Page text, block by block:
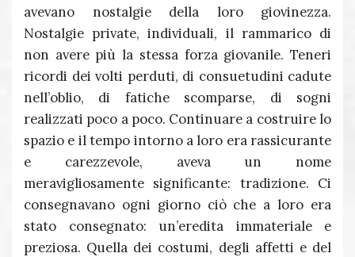
avevano nostalgie della loro giovinezza.
Nostalgie private, individuali, il rammarico di
non avere più la stessa forza giovanile. Teneri
ricordi dei volti perduti, di consuetudini cadute
nell’oblio, di fatiche scomparse, di sogni
realizzati poco a poco. Continuare a costruire lo
spazio e il tempo intorno a loro era rassicurante
e carezzevole, aveva un nome
meravigliosamente significante: tradizione. Ci
consegnavano ogni giorno ciò che a loro era
stato consegnato: un’eredita immateriale e
preziosa. Quella dei costumi, degli affetti e del